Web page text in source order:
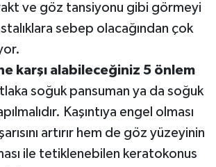
ve göz tansiyonu gibi görmeyi
sebep olacağından çok
karşı alabileceğiniz 5 önlem
soğuk pansuman ya da soğuk
Kaşıntıya engel olması
artırır hem de göz yüzeyinin
ile tetiklenebilen keratokonus